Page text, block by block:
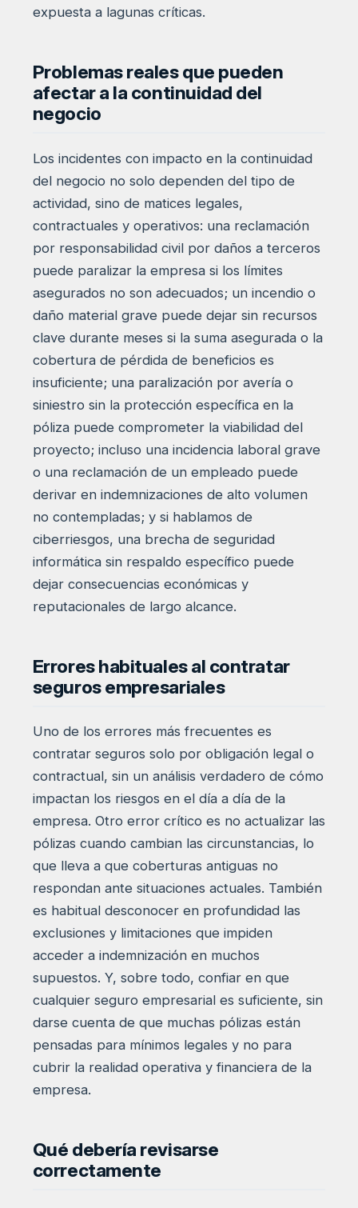
expuesta a lagunas críticas.
Problemas reales que pueden
afectar a la continuidad del
negocio
Los incidentes con impacto en la continuidad
del negocio no solo dependen del tipo de
actividad, sino de matices legales,
contractuales y operativos: una reclamación
por responsabilidad civil por daños a terceros
puede paralizar la empresa si los límites
asegurados no son adecuados; un incendio o
daño material grave puede dejar sin recursos
clave durante meses si la suma asegurada o la
cobertura de pérdida de beneficios es
insuficiente; una paralización por avería o
siniestro sin la protección específica en la
póliza puede comprometer la viabilidad del
proyecto; incluso una incidencia laboral grave
o una reclamación de un empleado puede
derivar en indemnizaciones de alto volumen
no contempladas; y si hablamos de
ciberriesgos, una brecha de seguridad
informática sin respaldo específico puede
dejar consecuencias económicas y
reputacionales de largo alcance.
Errores habituales al contratar
seguros empresariales
Uno de los errores más frecuentes es
contratar seguros solo por obligación legal o
contractual, sin un análisis verdadero de cómo
impactan los riesgos en el día a día de la
empresa. Otro error crítico es no actualizar las
pólizas cuando cambian las circunstancias, lo
que lleva a que coberturas antiguas no
respondan ante situaciones actuales. También
es habitual desconocer en profundidad las
exclusiones y limitaciones que impiden
acceder a indemnización en muchos
supuestos. Y, sobre todo, confiar en que
cualquier seguro empresarial es suficiente, sin
darse cuenta de que muchas pólizas están
pensadas para mínimos legales y no para
cubrir la realidad operativa y financiera de la
empresa.
Qué debería revisarse
correctamente